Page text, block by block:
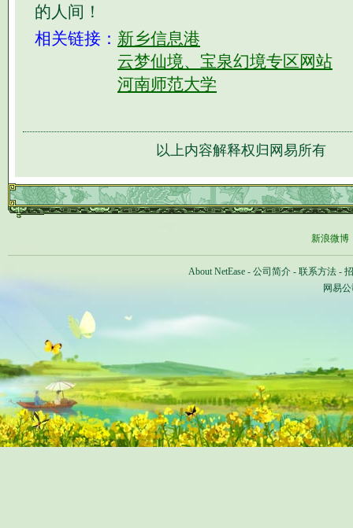
的人间！
相关链接： 新乡信息港
云梦仙境、宝泉幻境专区网站
河南师范大学
以上内容解释权归网易所有
新浪微博
About NetEase - 公司简介 - 联系方法 -
网易